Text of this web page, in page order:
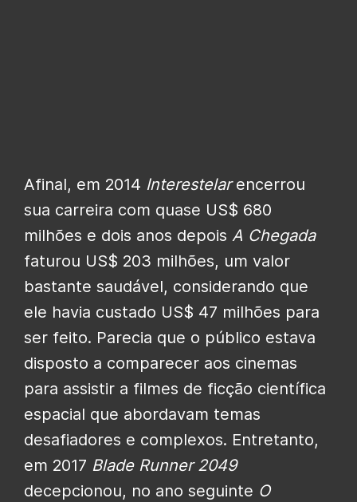
Afinal, em 2014 Interestelarencerrou
sua carreira com quase US$ 680
milhões e dois anos depois A Chegada
faturou US$ 203 milhões, um valor
bastante saudável, considerando que
ele havia custado US$ 47 milhões para
ser feito. Parecia que o público estava
disposto a comparecer aos cinemas
para assistir a filmes de ficção científica
espacial que abordavam temas
desafiadores e complexos. Entretanto,
em 2017 Blade Runner 2049
decepcionou, no ano seguinte O